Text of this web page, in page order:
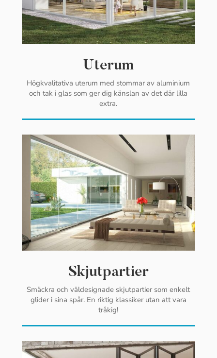
Uterum
Högkvalitativa uterum med stommar av aluminium
och tak i glas som ger dig känslan av det där lilla
extra.
Skjutpartier
Smäckra och väldesignade skjutpartier som enkelt
glider i sina spår. En riktig klassiker utan att vara
tråkig!